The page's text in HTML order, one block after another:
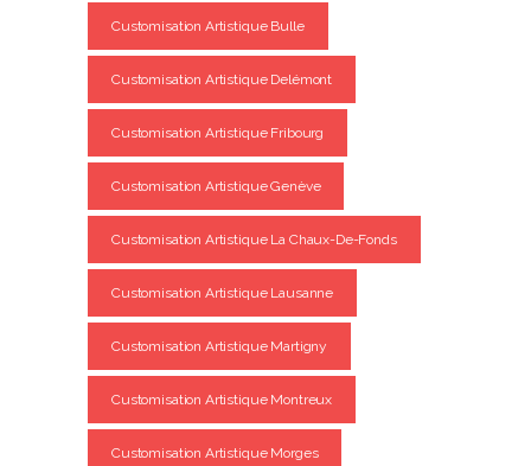
Customisation Artistique Bulle
Customisation Artistique Delémont
Customisation Artistique Fribourg
Customisation Artistique Genève
Customisation Artistique La Chaux-De-Fonds
Customisation Artistique Lausanne
Customisation Artistique Martigny
Customisation Artistique Montreux
Customisation Artistique Morges